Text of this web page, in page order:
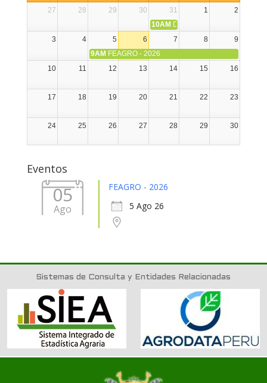
27
28 29 30 31 1
2
10AM DIA NACIONAL DE LA
3
4 5 6 7 8
9
9AM FEAGRO - 2026
10
11 12 13 14 15 16
17 18 19 20 21 22 23
24 25 26 27 28 29 30
Eventos
05
Ago
FEAGRO - 2026
5 Ago 26
Sistemas de Consulta y Entidades Relacionadas